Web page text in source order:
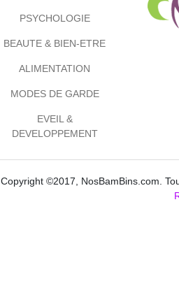
PSYCHOLOGIE
BEAUTE & BIEN-ETRE
ALIMENTATION
MODES DE GARDE
EVEIL &
DEVELOPPEMENT
Copyright ©2017, NosBamBins.com.